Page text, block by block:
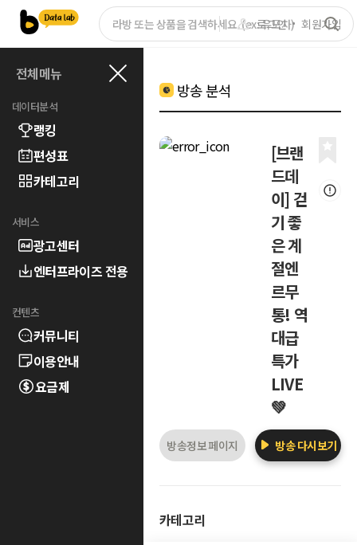
로그인 회원가입
전체메뉴
데이터분석
랭킹
편성표
카테고리
서비스
광고센터
엔터프라이즈 전용
컨텐츠
커뮤니티
이용안내
요금제
방송 분석
[브랜
드데
이] 걷
기 좋
은 계
절엔
르무
통! 역
대급
특가
LIVE
💚
방송정보 페이지 방송 다시보기
카테고리